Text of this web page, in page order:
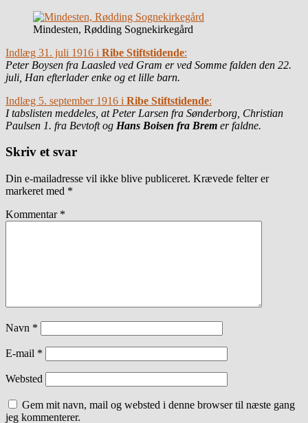
Mindesten, Rødding Sognekirkegård
Indlæg 31. juli 1916 i Ribe Stiftstidende:
Peter Boysen fra Laasled ved Gram er ved Somme falden den 22.
juli, Han efterlader enke og et lille barn.
Indlæg 5. september 1916 i Ribe Stiftstidende:
I tabslisten meddeles, at Peter Larsen fra Sønderborg, Christian
Paulsen 1. fra Bevtoft og Hans Boisen fra Brem er faldne.
Skriv et svar
Din e-mailadresse vil ikke blive publiceret. Krævede felter er
markeret med *
Kommentar *
Navn *
E-mail *
Websted
Gem mit navn, mail og websted i denne browser til næste gang
jeg kommenterer.